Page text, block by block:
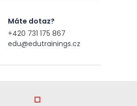
Máte dotaz?
+420 731 175 867
edu@edutrainings.cz